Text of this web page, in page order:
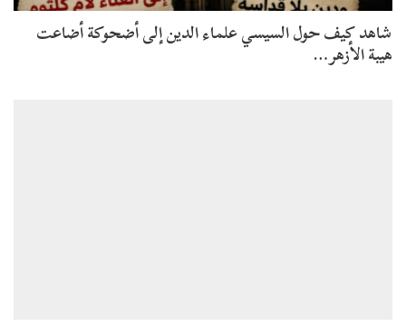
شاهد كيف حول السيسي علماء الدين إلى أضحوكة أضاعت
هيبة الأزهر…